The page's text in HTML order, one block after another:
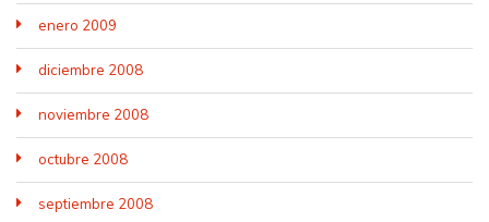
enero 2009
diciembre 2008
noviembre 2008
octubre 2008
septiembre 2008